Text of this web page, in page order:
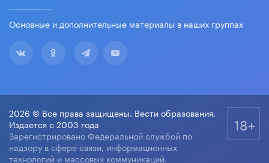
Основные и дополнительные материалы в наших группах
2026 © Все права защищены. Вести образования.
Издается с 2003 года
Зарегистрировано Федеральной службой по
надзору в сфере связи, информационных
технологий и массовых коммуникаций.
18+